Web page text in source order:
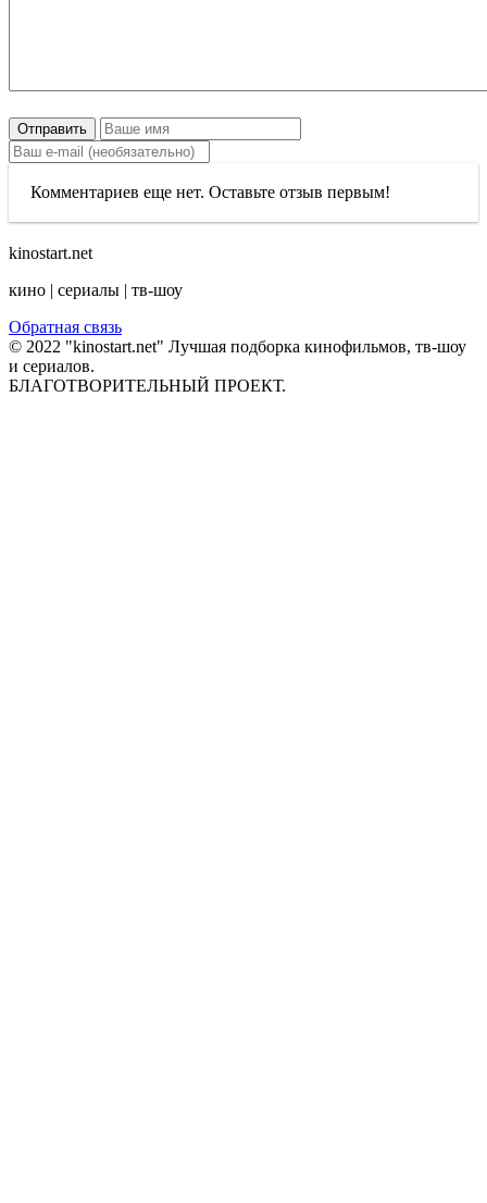
Отправить
Комментариев еще нет. Оставьте отзыв первым!
kinostart.net
кино | сериалы | тв-шоу
Обратная связь
© 2022 "kinostart.net" Лучшая подборка кинофильмов, тв-шоу
и сериалов.
БЛАГОТВОРИТЕЛЬНЫЙ ПРОЕКТ.